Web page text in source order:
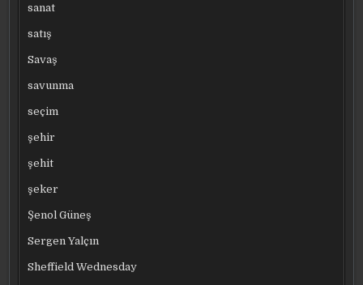
sanat
satış
Savaş
savunma
seçim
şehir
şehit
şeker
Şenol Güneş
Sergen Yalçın
Sheffield Wednesday